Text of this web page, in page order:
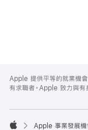
Footer
Apple 提供平等的就業機會
有求職者。Apple 致力與有

Apple 事業發展機